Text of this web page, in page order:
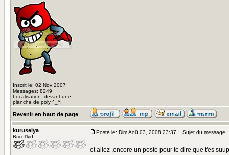
Inscrit le: 02 Nov 2007
Messages: 8249
Localisation: devant une
planche de poly ^_^;
Revenir en haut de page
kuruseiya
Bricol'kid
Posté le: Dim Aoû 03, 2008 23:37 Sujet du message:
et allez ,encore un poste pour te dire que t'es